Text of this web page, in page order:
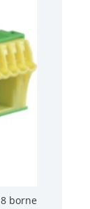
borne